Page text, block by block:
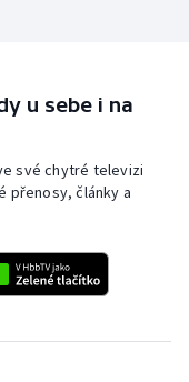
u sebe i na
své chytré televizi
přenosy, články a